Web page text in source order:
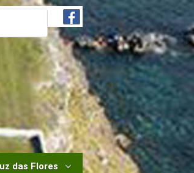
das Flores